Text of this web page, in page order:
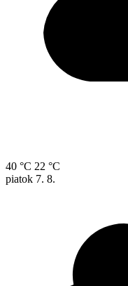
40 °C 22 °C
piatok 7. 8.